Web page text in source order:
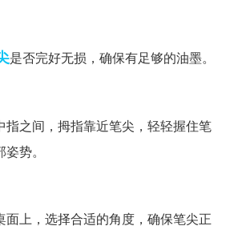
是否完好无损，确保有足够的油墨。
指之间，拇指靠近笔尖，轻轻握住笔
势。
面上，选择合适的角度，确保笔尖正